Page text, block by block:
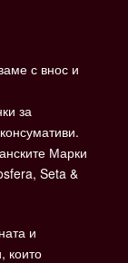
с внос и
за
Марки
Seta &
и
които